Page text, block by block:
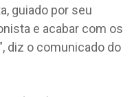
guiado por seu
e acabar com os
diz o comunicado do